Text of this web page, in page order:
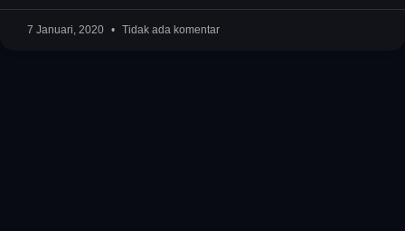
7 Januari, 2020 Tidak ada komentar